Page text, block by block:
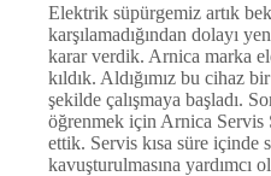
Elektrik süpürgemiz artık
karşılamadığından dolayı
karar verdik. Arnica marka
kıldık. Aldığımız bu cihaz
şekilde çalışmaya başladı.
öğrenmek için Arnica Servis
ettik. Servis kısa süre içinde
kavuşturulmasına yardımcı